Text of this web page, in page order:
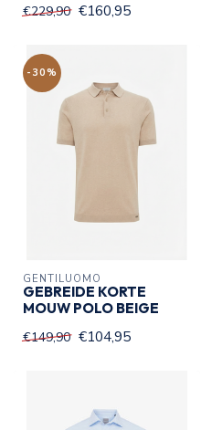
€229,90 €160,95
-30%
GENTILUOMO
GEBREIDE KORTE
MOUW POLO BEIGE
€149,90 €104,95